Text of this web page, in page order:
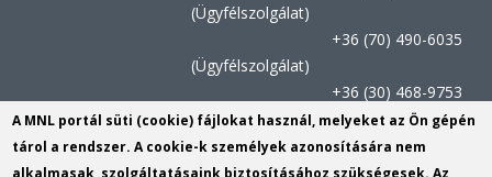
(Ügyfélszolgálat)
+36 (70) 490-6035
(Ügyfélszolgálat)
+36 (30) 468-9753
(Kutatószolgálat)
Titkársági e-mail:jnszvl@mnl.gov.hu
A MNL portál süti (cookie) fájlokat használ, melyeket az Ön gépén
tárol a rendszer. A cookie-k személyek azonosítására nem
alkalmasak, szolgáltatásaink biztosításához szükségesek. Az